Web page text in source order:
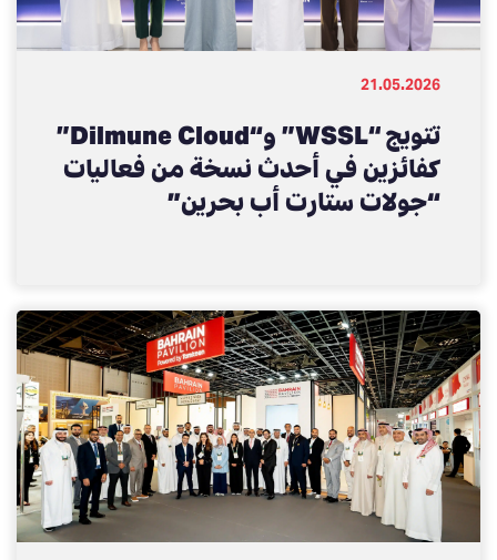
21.05.2026
تتويج “WSSL” و“Dilmune Cloud”
كفائزين في أحدث نسخة من فعاليات
“جولات ستارت أب بحرين”